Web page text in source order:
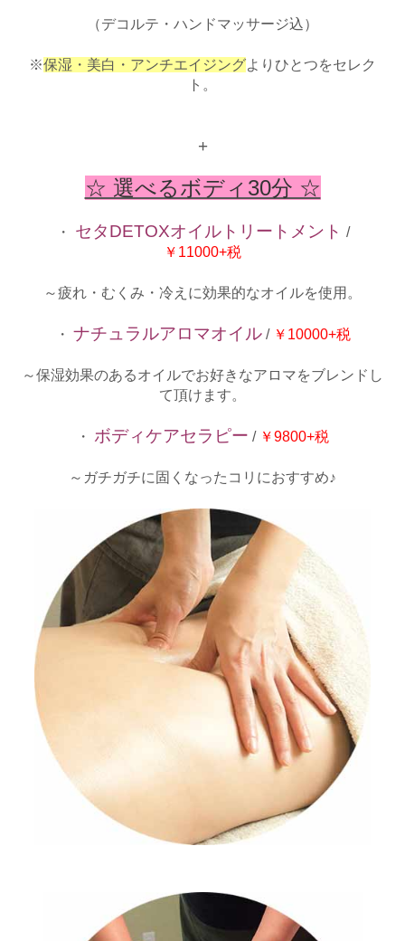
（デコルテ・ハンドマッサージ込）
※保湿・美白・アンチエイジングよりひとつをセレク
ト。
+
☆ 選べるボディ30分 ☆
・ セタDETOXオイルトリートメント /
￥11000+税
～疲れ・むくみ・冷えに効果的なオイルを使用。
・ ナチュラルアロマオイル/ ￥10000+税
～保湿効果のあるオイルでお好きなアロマをブレンドし
て頂けます。
・ ボディケアセラピー / ￥9800+税
～ガチガチに固くなったコリにおすすめ♪